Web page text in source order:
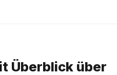
Überblick über